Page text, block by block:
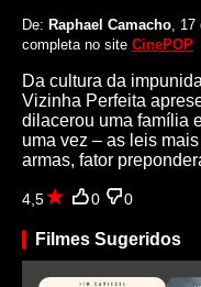
De: Raphael Camacho ,
completa no site CinePOP
Da cultura da
Vizinha Perfeita
dilacerou uma família
uma vez – as leis
armas, fator
4,5 0 0
Filmes Sugeridos